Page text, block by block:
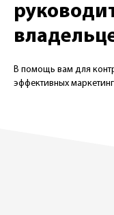
В помощь вам для
эффективных